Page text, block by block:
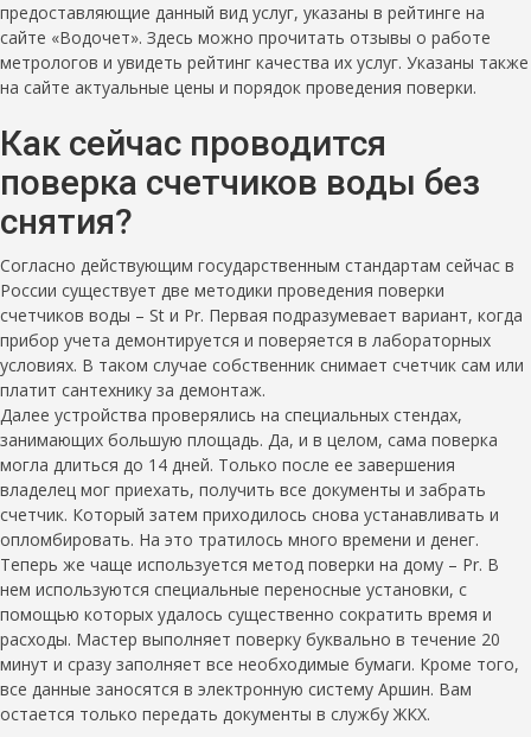
предоставляющие данный вид услуг, указаны в рейтинге на
сайте «Водочет». Здесь можно прочитать отзывы о работе
метрологов и увидеть рейтинг качества их услуг. Указаны также
на сайте актуальные цены и порядок проведения поверки.
Как сейчас проводится
поверка счетчиков воды без
снятия?
Согласно действующим государственным стандартам сейчас в
России существует две методики проведения поверки
счетчиков воды – St и Pr. Первая подразумевает вариант, когда
прибор учета демонтируется и поверяется в лабораторных
условиях. В таком случае собственник снимает счетчик сам или
платит сантехнику за демонтаж.
Далее устройства проверялись на специальных стендах,
занимающих большую площадь. Да, и в целом, сама поверка
могла длиться до 14 дней. Только после ее завершения
владелец мог приехать, получить все документы и забрать
счетчик. Который затем приходилось снова устанавливать и
опломбировать. На это тратилось много времени и денег.
Теперь же чаще используется метод поверки на дому – Pr. В
нем используются специальные переносные установки, с
помощью которых удалось существенно сократить время и
расходы. Мастер выполняет поверку буквально в течение 20
минут и сразу заполняет все необходимые бумаги. Кроме того,
все данные заносятся в электронную систему Аршин. Вам
остается только передать документы в службу ЖКХ.